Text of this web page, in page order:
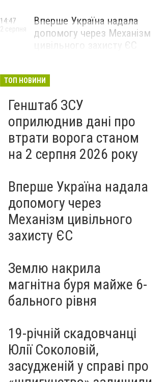
Вперше Україна надала
допомогу через Механізм
цивільного захисту ЄС
14:47
2 серпня
ТОП НОВИНИ
Генштаб ЗСУ
оприлюднив дані про
втрати ворога станом
на 2 серпня 2026 року
Вперше Україна надала
допомогу через
Механізм цивільного
захисту ЄС
Землю накрила
магнітна буря майже 6-
бального рівня
19-річній скадовчанці
Юлії Соколовій,
засудженій у справі про